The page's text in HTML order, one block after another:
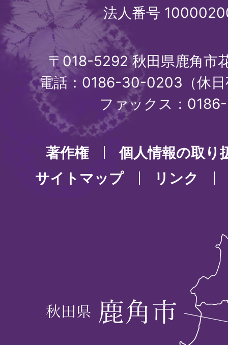
法人番号
〒018-5292 秋田県鹿角市
電話：0186-30-0203（休
ファックス：
著作権
個人情報の取り
サイトマップ
リンク